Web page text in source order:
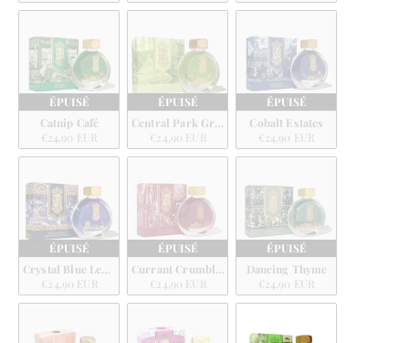
ÉPUISÉ
Catnip Café
€24,90 EUR
ÉPUISÉ
Central Park Greens
€24,90 EUR
ÉPUISÉ
Cobalt Estates
€24,90 EUR
ÉPUISÉ
Crystal Blue Legacy
€24,90 EUR
ÉPUISÉ
Currant Crumble Pie
€24,90 EUR
ÉPUISÉ
Dancing Thyme
€24,90 EUR